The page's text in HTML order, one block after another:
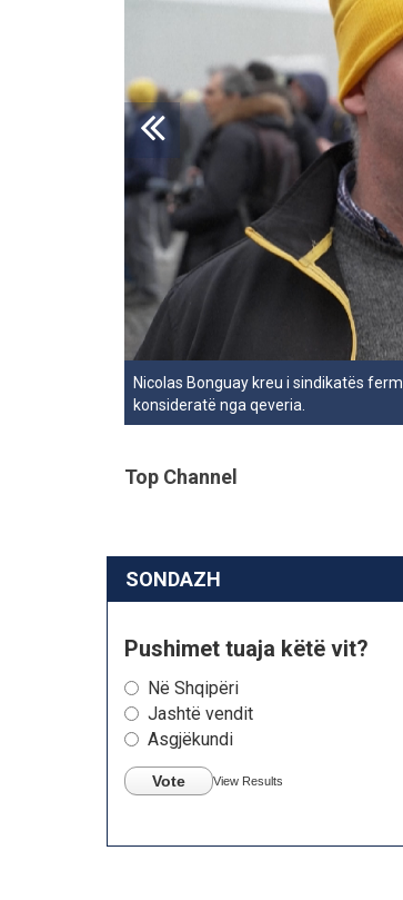
Nicolas Bonguay kreu i sindikatës
konsideratë nga qeveria.
Top Channel
SONDAZH
Pushimet tuaja këtë vit?
Në Shqipëri
Jashtë vendit
Asgjëkundi
Vote View Results